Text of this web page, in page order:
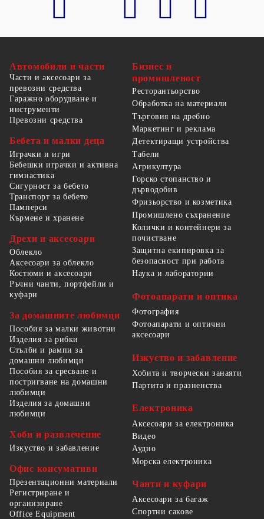
Автомобили и части
Части и аксесоари за
превозни средства
Гаражно оборудване и
инструменти
Превозни средства
Бебета и малки деца
Играчки и игри
Бебешки играчки и активна
гимнастика
Сигурност за бебето
Транспорт за бебето
Памперси
Кърмене и хранене
Дрехи и аксесоари
Облекло
Аксесоари за облекло
Костюми и аксесоари
Ръчни чанти, портфейли и
куфари
За домашните любимци
Пособия за малки животни
Изделия за рибки
Стълби и рампи за
домашни любимци
Пособия за сресване и
постригване на домашни
любимци
Изделия за домашни
любимци
Хоби и развлечение
Изкуство и забавление
Офис консумативи
Презентационни материали
Регистриране и
организиране
Office Equipment
Бизнес и
промишленост
Ресторантьорство
Обработка на материали
Търговия на дребно
Маркетинг и реклама
Детектиращи устройства
Табели
Агрикултура
Горско стопанство и
дърводобив
Фризьорство и козметика
Промишлено съхранение
Колички и контейнери за
почистване
Защитна екипировка за
безопасност при работа
Наука и лаборатории
Фотоапарати и оптика
Фотография
Фотоапарати и оптични
аксесоари
Изкуство и забавление
Хобита и творчески занаяти
Партита и празненства
Електроника
Аксесоари за електроника
Видео
Аудио
Морска електроника
Чанти и куфари
Аксесоари за багаж
Спортни сакове